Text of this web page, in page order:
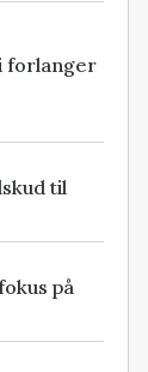
forlanger
til
på